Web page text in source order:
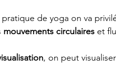
de yoga on va
mouvements circulaires et
, on peut